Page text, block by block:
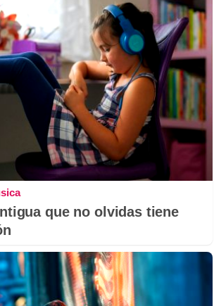
que no olvidas tiene